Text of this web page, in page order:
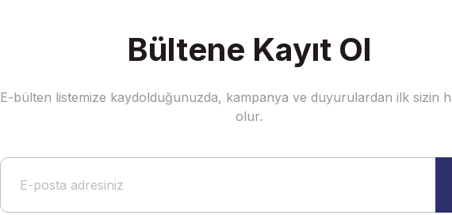
Gönder
Bültene Kayıt Ol
E-bülten listemize kaydolduğunuzda, kampanya ve duyurulardan ilk sizin
olur.